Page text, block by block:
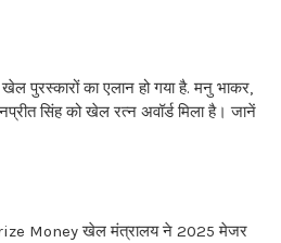
पुरस्कारों का एलान हो गया है. मनु भाकर,
सिंह को खेल रत्न अवॉर्ड मिला है। जानें
Money खेल मंत्रालय ने 2025 मेजर